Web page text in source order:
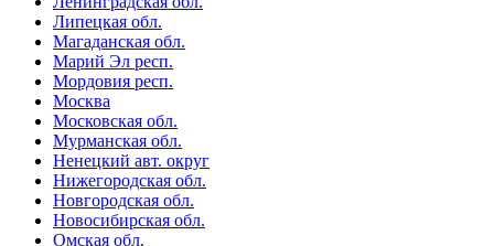
Липецкая обл.
Магаданская обл.
Марий Эл респ.
Мордовия респ.
Москва
Московская обл.
Мурманская обл.
Ненецкий авт. округ
Нижегородская обл.
Новгородская обл.
Новосибирская обл.
Омская обл.